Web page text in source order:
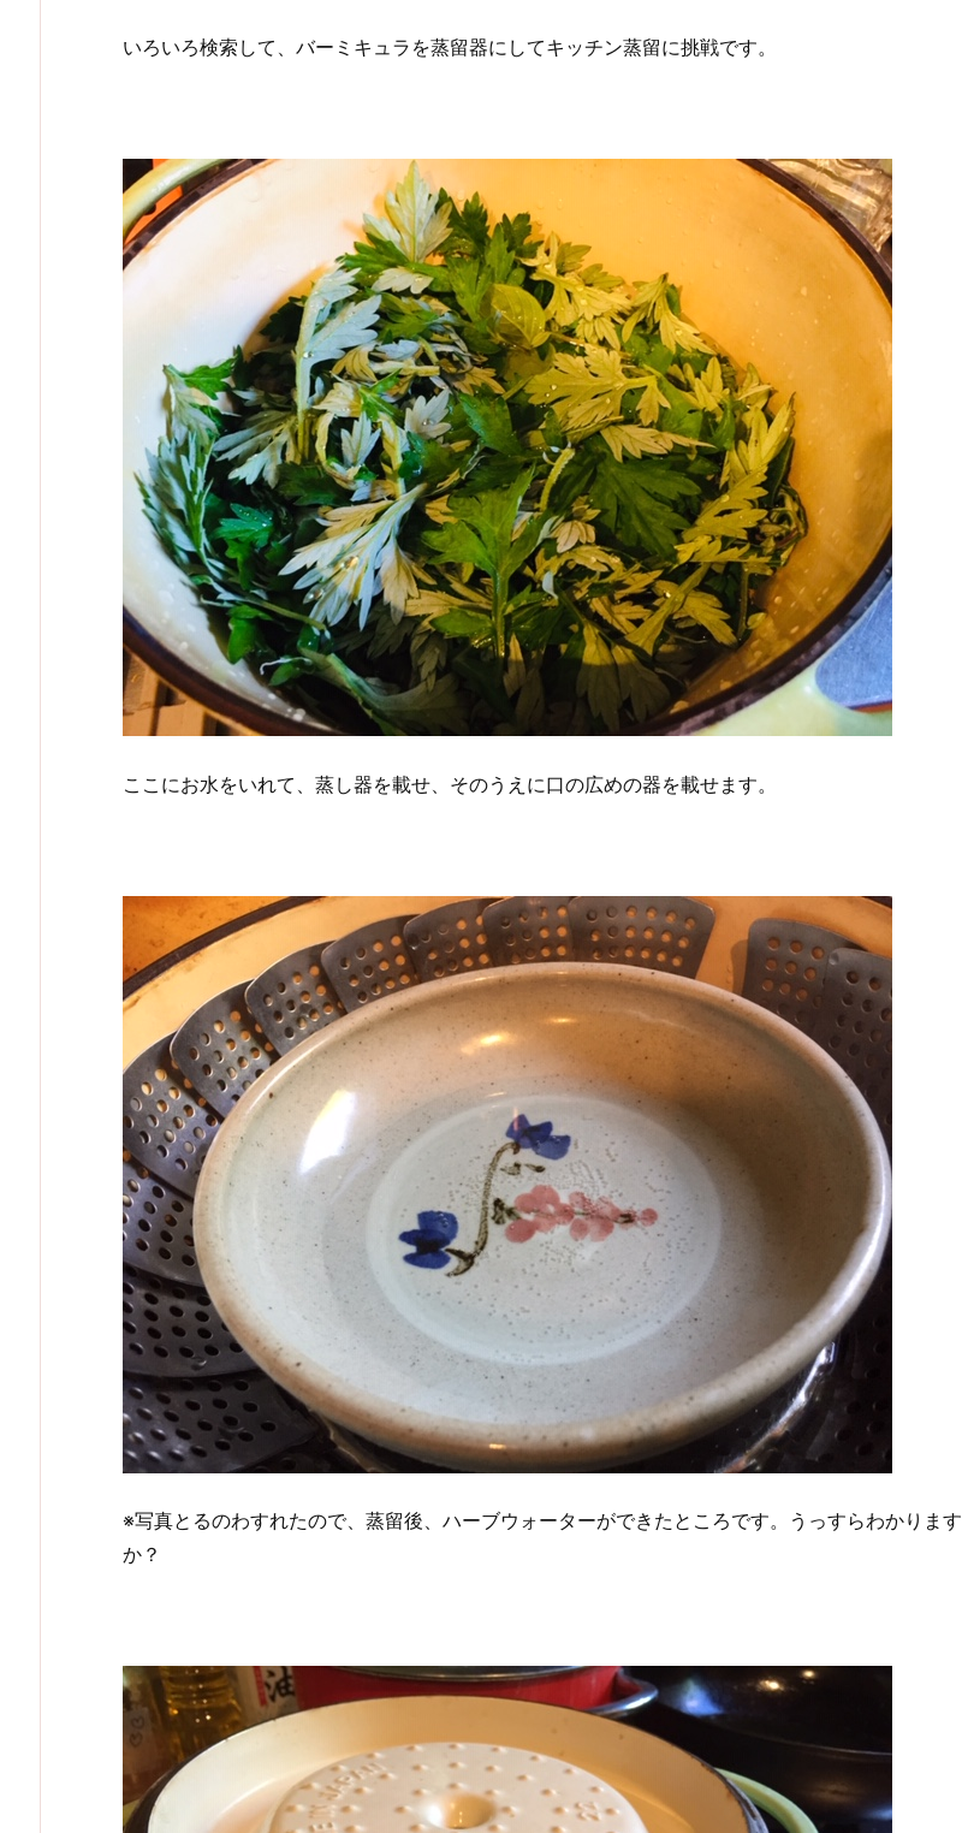
いろいろ検索して、バーミキュラを蒸留器にしてキッチン蒸留に挑戦です。
ここにお水をいれて、蒸し器を載せ、そのうえに口の広めの器を載せます。
※写真とるのわすれたので、蒸留後、ハーブウォーターができたところです。うっすらわかります
か？